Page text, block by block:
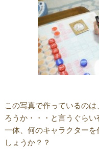
この写真で作っているの
ろうか・・・と言うぐらい
一体、何のキャラクター
しょうか？？